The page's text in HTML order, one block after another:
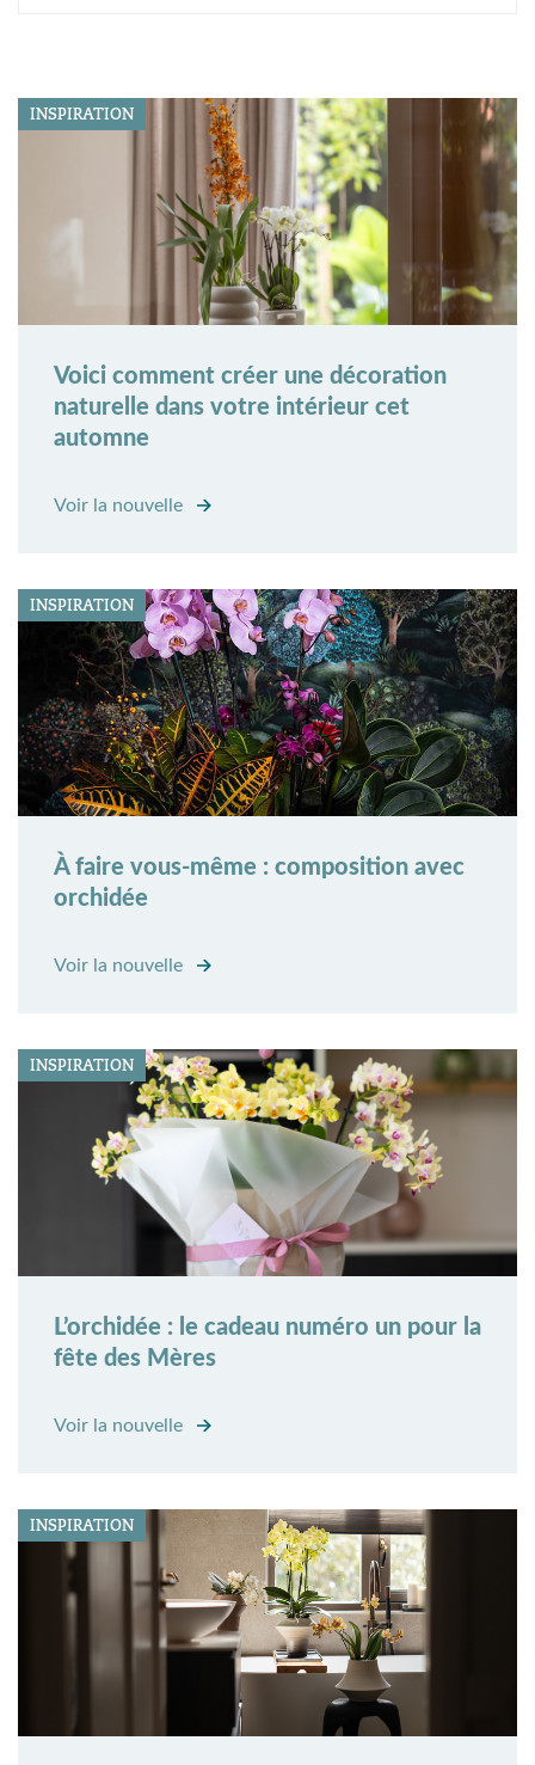
INSPIRATION
Voici comment créer une décoration
naturelle dans votre intérieur cet
automne
Voir la nouvelle
INSPIRATION
À faire vous-même : composition avec
orchidée
Voir la nouvelle
INSPIRATION
L’orchidée : le cadeau numéro un pour la
fête des Mères
Voir la nouvelle
INSPIRATION